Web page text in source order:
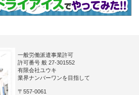
一般労働派遣事業許可
許可番号 般 27-301552
有限会社ユウキ
業界ナンバーワンを目指して
〒557-0061